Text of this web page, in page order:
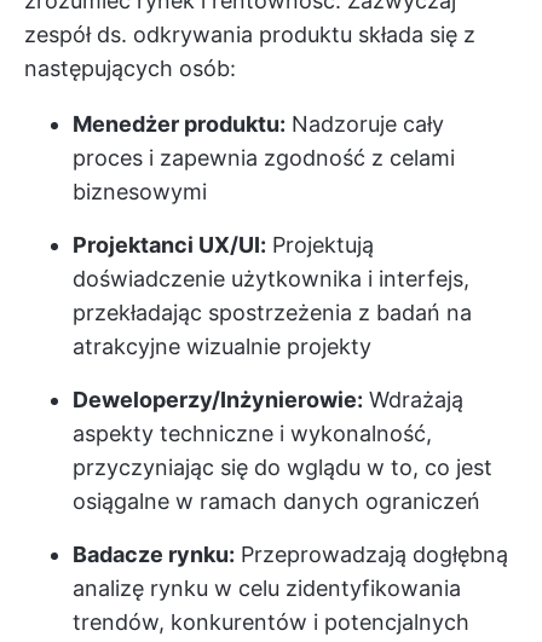
zespół ds. odkrywania produktu składa się z
następujących osób:
Menedżer produktu: Nadzoruje cały
proces i zapewnia zgodność z celami
biznesowymi
Projektanci UX/UI: Projektują
doświadczenie użytkownika i interfejs,
przekładając spostrzeżenia z badań na
atrakcyjne wizualnie projekty
Deweloperzy/Inżynierowie: Wdrażają
aspekty techniczne i wykonalność,
przyczyniając się do wglądu w to, co jest
osiągalne w ramach danych ograniczeń
Badacze rynku: Przeprowadzają dogłębną
analizę rynku w celu zidentyfikowania
trendów, konkurentów i potencjalnych